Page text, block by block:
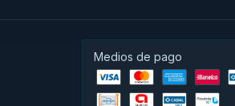
Medios de pago